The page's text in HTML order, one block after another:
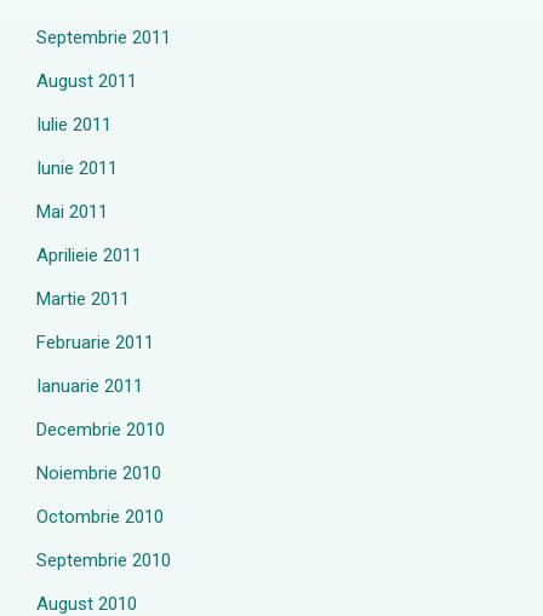
Septembrie 2011
August 2011
Iulie 2011
Iunie 2011
Mai 2011
Aprilieie 2011
Martie 2011
Februarie 2011
Ianuarie 2011
Decembrie 2010
Noiembrie 2010
Octombrie 2010
Septembrie 2010
August 2010